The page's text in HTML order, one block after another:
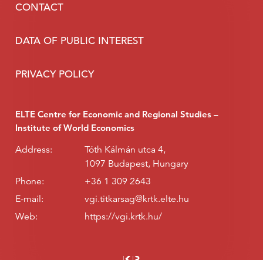
CONTACT
DATA OF PUBLIC INTEREST
PRIVACY POLICY
ELTE Centre for Economic and Regional Studies –
Institute of World Economics
Address:
Tóth Kálmán utca 4,
1097 Budapest, Hungary
Phone:
+36 1 309 2643
E-mail:
vgi.titkarsag@krtk.elte.hu
Web:
https://vgi.krtk.hu/